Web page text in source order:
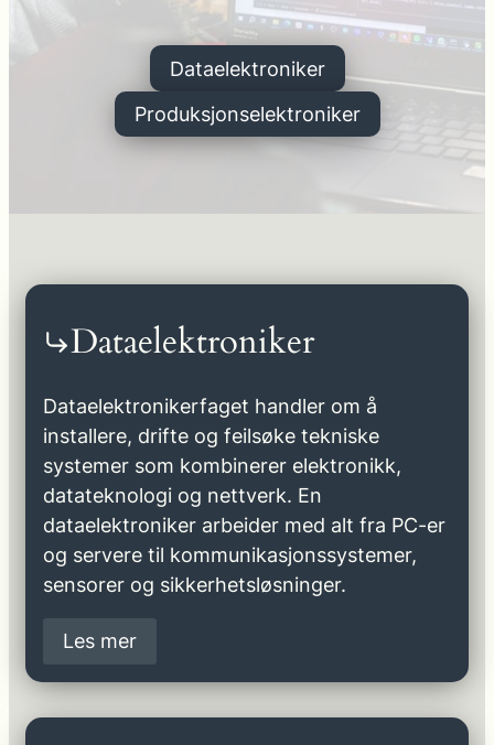
Dataelektroniker
Produksjonselektroniker
Dataelektroniker
Dataelektronikerfaget handler om å
installere, drifte og feilsøke tekniske
systemer som kombinerer elektronikk,
datateknologi og nettverk. En
dataelektroniker arbeider med alt fra PC-er
og servere til kommunikasjonssystemer,
sensorer og sikkerhetsløsninger.
Les mer